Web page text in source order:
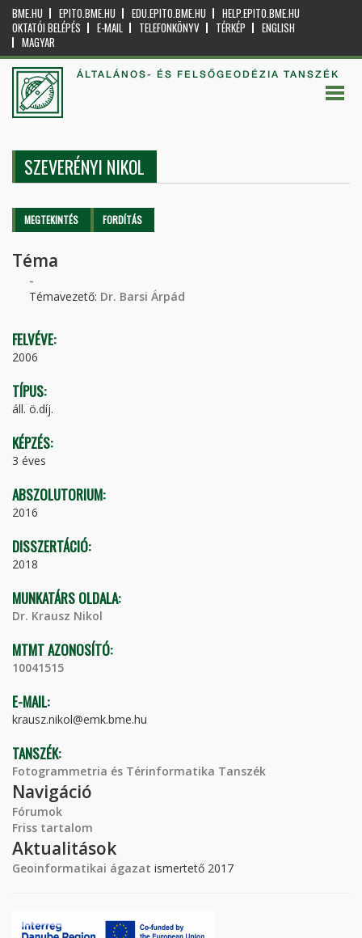
BME.HU EPITO.BME.HU EDU.EPITO.BME.HU
HELP.EPITO.BME.HU
OKTATÓI BELÉPÉS
E-MAIL TELEFONKÖNYV TÉRKÉP
ENGLISH
MAGYAR
ÁLTALÁNOS- ÉS FELSŐGEODÉZIA TANSZÉK
SZEVERÉNYI NIKOL
Elsődleges fülek
MEGTEKINTÉS (AKTÍVFORDÍTÁS
Téma
-
Témavezető: Dr. Barsi Árpád
FELVÉVE:
2006
TÍPUS:
áll. ö.díj.
KÉPZÉS:
3 éves
ABSZOLUTORIUM:
2016
DISSZERTÁCIÓ:
2018
MUNKATÁRS OLDALA:
Dr. Krausz Nikol
MTMT AZONOSÍTÓ:
10041515
E-MAIL:
krausz.nikol@emk.bme.hu
TANSZÉK:
Fotogrammetria és Térinformatika Tanszék
Navigáció
Fórumok
Friss tartalom
Aktualitások
Geoinformatikai ágazat ismertető 2017